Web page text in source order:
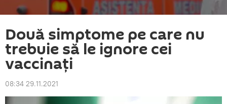
Două simptome pe care nu
trebuie să le ignore cei
vaccinați
08:34 29.11.2021